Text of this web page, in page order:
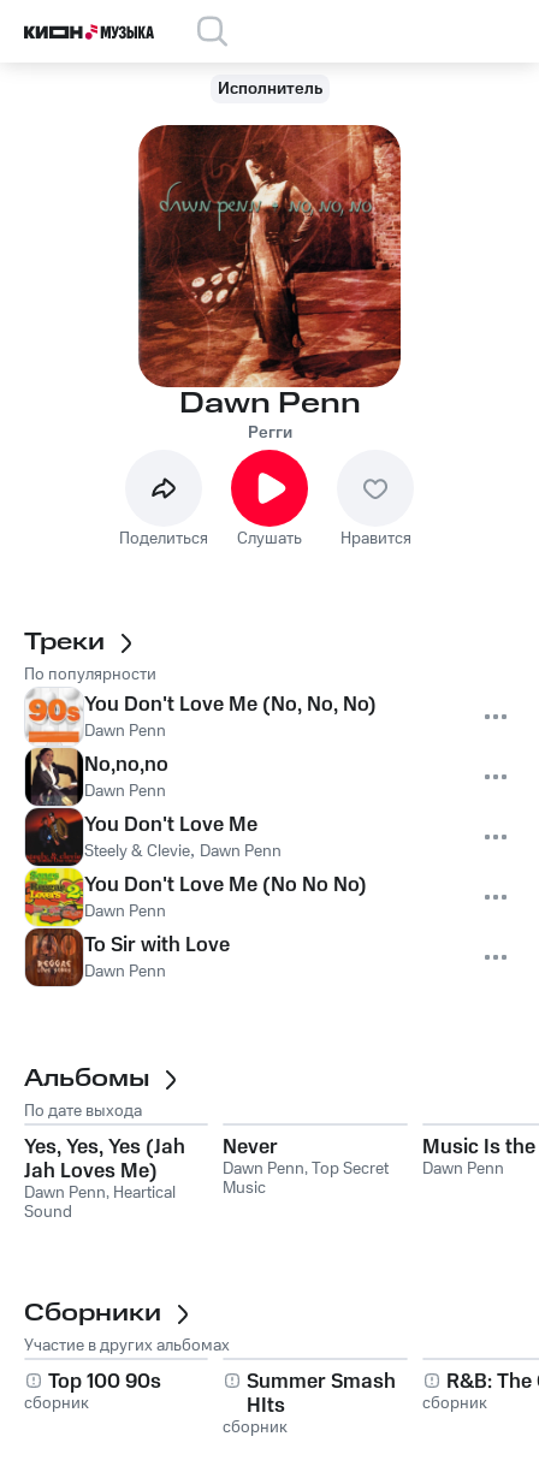
Исполнитель
Dawn Penn
Регги
Поделиться Слушать Нравится
Треки
По популярности
You Don't Love Me (No, No, No)
Dawn Penn
No,no,no
Dawn Penn
You Don't Love Me
Steely & Clevie, Dawn Penn
You Don't Love Me (No No No)
Dawn Penn
To Sir with Love
Dawn Penn
Альбомы
По дате выхода
Yes, Yes, Yes (Jah
Jah Loves Me)
Dawn Penn, Heartical
Sound
Never
Dawn Penn,Top Secret
Music
Music Is
Dawn Penn
Сборники
Участие в других альбомах
Top 100 90s
сборник
Summer Smash
HIts
сборник
R&B:
сборник